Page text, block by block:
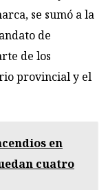
se sumó a la
de
de los
provincial y el
en
cuatro